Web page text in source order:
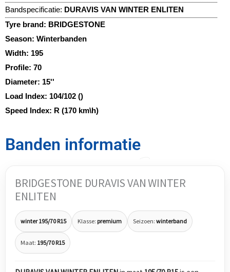
Bandspecificatie: DURAVIS VAN WINTER ENLITEN
Tyre brand: BRIDGESTONE
Season: Winterbanden
Width: 195
Profile: 70
Diameter: 15''
Load Index: 104/102 ()
Speed Index: R (170 km\h)
Banden informatie
BRIDGESTONE DURAVIS VAN WINTER
ENLITEN
winter 195/70 R15 Klasse: premium Seizoen: winterband
Maat: 195/70 R15